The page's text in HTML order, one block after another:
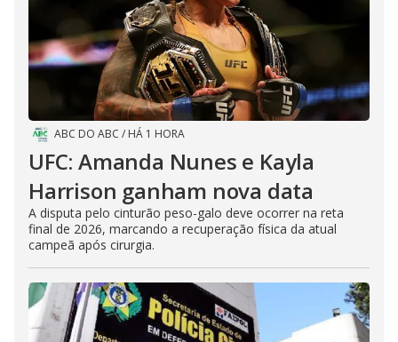
ABC DO ABC / HÁ 1 HORA
UFC: Amanda Nunes e Kayla
Harrison ganham nova data
A disputa pelo cinturão peso-galo deve ocorrer na reta
final de 2026, marcando a recuperação física da atual
campeã após cirurgia.